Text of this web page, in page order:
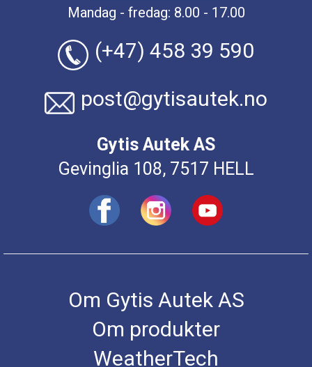
Mandag - fredag: 8.00 - 17.00
(+47) 458 39 590
post@gytisautek.no
Gytis Autek AS
Gevinglia 108, 7517 HELL
Om Gytis Autek AS
Om produkter
WeatherTech